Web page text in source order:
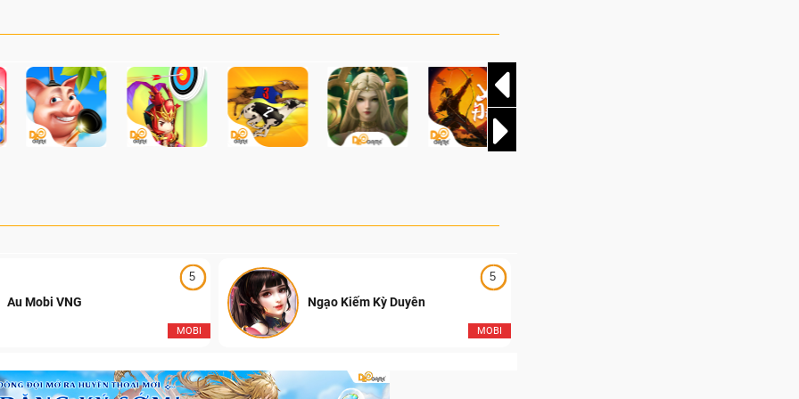
và chinh phục các chiến
Tây Hồ (Hà Nội) và trận Chung kết vô cùng
Falcons, đánh dấu sự kết thúc một trong
những mùa giải hấp dẫn và kịch tính nhất
của Đột Kích Việt Nam.
5
MOBI
Au Mobi VNG
5
MOBI
Ngạo Kiếm Kỳ Duyên